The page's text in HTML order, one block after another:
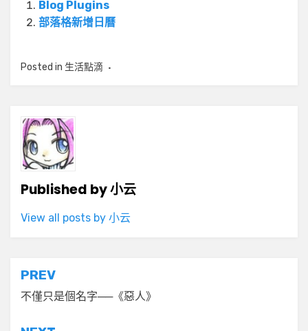
Blog Plugins
部落格新增日曆
Posted in 生活點滴
Published by小云
View all posts by 小云
文
章
導
PREV
不僅只是個名字──《惡人》